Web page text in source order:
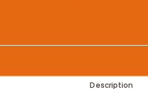
Description